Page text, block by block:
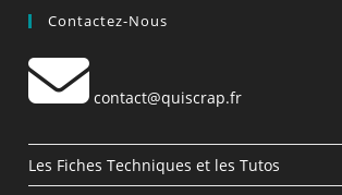
Contactez-Nous
contact@quiscrap.fr
Les Fiches Techniques et les Tutos